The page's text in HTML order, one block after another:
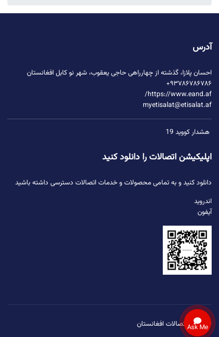
آدرس
احسان پلازا، گذشته از چهارراهی حاجی یعقوب، شهر نو کابل افغانستان
۹۳۷۸۶۷۸۶۷۸۶+
https://www.eand.af/
myetisalat@etisalat.af
هشدار کووید 19
اپلیکیشن اتصالات را دانلود کنید
دانلود کنید و به تمامی محصولات و خدمات اتصالات دسترسی داشته باشید
اندروید
آیفون
© 2026 اتصالات افغانستانAsk Me